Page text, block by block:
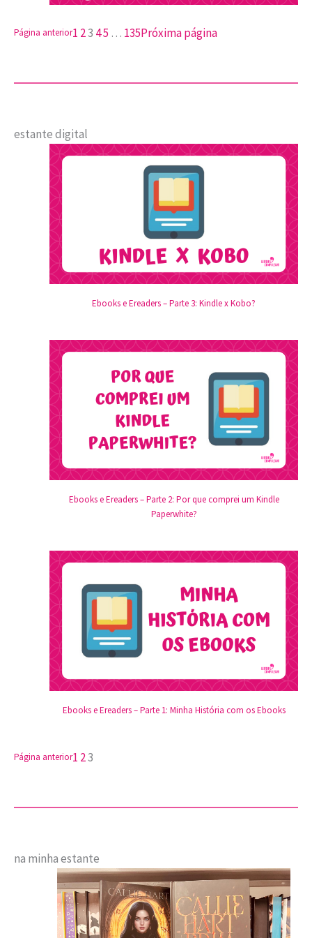
Página anterior1 23 45 … 135Próxima página
estante digital
Ebooks e Ereaders – Parte 3: Kindle x Kobo?
Ebooks e Ereaders – Parte 2: Por que comprei um Kindle
Paperwhite?
Ebooks e Ereaders – Parte 1: Minha História com os Ebooks
Página anterior1 23
na minha estante